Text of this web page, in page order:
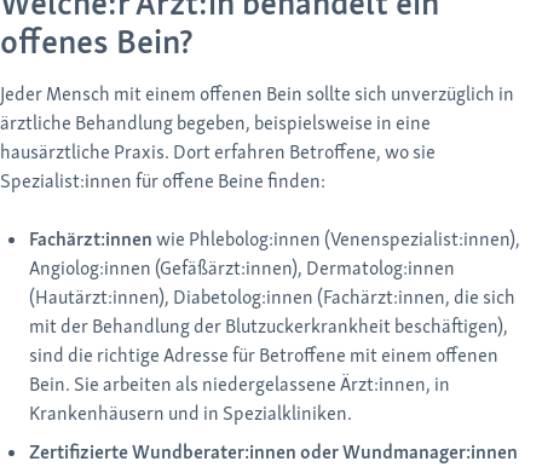
offenes Bein?
Jeder Mensch mit einem offenen Bein sollte sich unverzüglich in
ärztliche Behandlung begeben, beispielsweise in eine
hausärztliche Praxis. Dort erfahren Betroffene, wo sie
Spezialist:innen für offene Beine finden:
Fachärzt:innenwie Phlebolog:innen (Venenspezialist:innen),
Angiolog:innen (Gefäßärzt:innen), Dermatolog:innen
(Hautärzt:innen), Diabetolog:innen (Fachärzt:innen, die sich
mit der Behandlung der Blutzuckerkrankheit beschäftigen),
sind die richtige Adresse für Betroffene mit einem offenen
Bein. Sie arbeiten als niedergelassene Ärzt:innen, in
Krankenhäusern und in Spezialkliniken.
Zertifizierte Wundberater:innen oder Wundmanager:innen